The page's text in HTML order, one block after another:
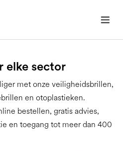
elke sector
met onze veiligheidsbrillen,
en otoplastieken.
bestellen, gratis advies,
en toegang tot meer dan 400